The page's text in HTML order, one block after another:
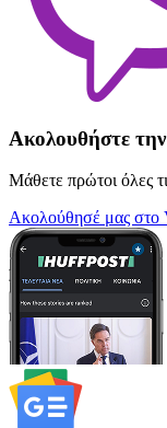
Ακολουθήστε
Μάθετε πρώτοι όλες
Ακολούθησέ μας στο